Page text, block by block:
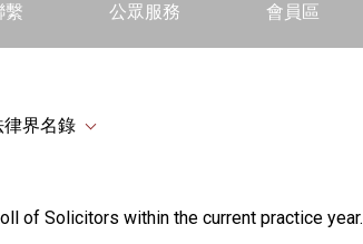
繫 公眾服務 會員區
律界名錄
of Solicitors within the current practice year.